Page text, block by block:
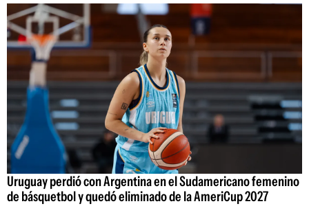
Uruguay perdió con Argentina en el Sudamericano femenino
de básquetbol y quedó eliminado de la AmeriCup 2027